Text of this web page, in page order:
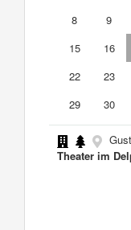
8
9
15
16
22
23
29
30
Theater im